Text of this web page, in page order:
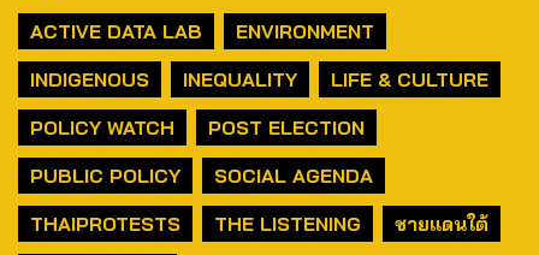
ACTIVE DATA LAB
ENVIRONMENT
INDIGENOUS
INEQUALITY
LIFE & CULTURE
POLICY WATCH
POST ELECTION
PUBLIC POLICY
SOCIAL AGENDA
THAIPROTESTS
THE LISTENING
ชายแดนใต้